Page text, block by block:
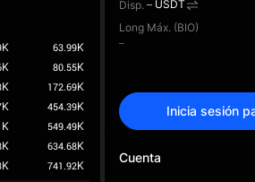
63.99K
80.55K
172.69K
454.39K
549.49K
634.68K
741.92K
Disp. -- USDT
Long Máx. (BIO)
--
Inicia sesión
Cuenta